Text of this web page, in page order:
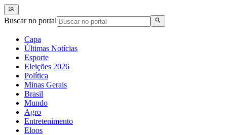
Buscar no portal
Capa
Últimas Notícias
Esporte
Eleições 2026
Política
Minas Gerais
Brasil
Mundo
Agro
Entretenimento
Eloos